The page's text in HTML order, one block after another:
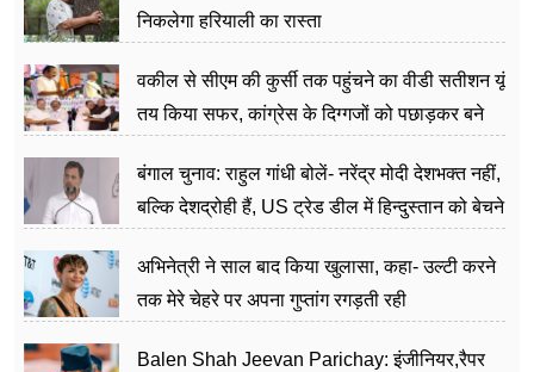
निकलेगा हरियाली का रास्ता
वकील से सीएम की कुर्सी तक पहुंचने का वीडी सतीशन यूं
तय किया सफर, कांग्रेस के दिग्गजों को पछाड़कर बने
बंगाल चुनाव: राहुल गांधी बोलें- नरेंद्र मोदी देशभक्त नहीं,
बल्कि देशद्रोही हैं, US ट्रेड डील में हिन्दुस्तान को बेचने
अभिनेत्री ने साल बाद किया खुलासा, कहा- उल्टी करने
तक मेरे चेहरे पर अपना गुप्तांग रगड़ती रही
Balen Shah Jeevan Parichay: इंजीनियर,रैपर